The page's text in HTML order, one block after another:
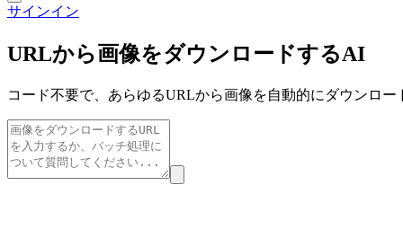
サインイン
URLから画像をダウンロードするAI
コード不要で、あらゆるURLから画像を自動的にダウンロー